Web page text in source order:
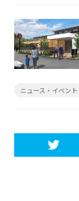
ニュース・イベント